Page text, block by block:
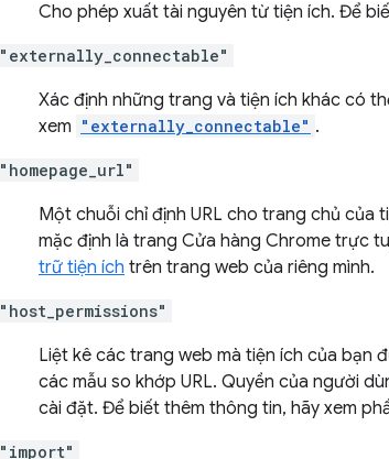
Cho phép xuất tài nguyên từ tiện ích. Để
"externally_connectable"
Xác định những trang và tiện ích khác có
xem "externally_connectable" .
"homepage_url"
Một chuỗi chỉ định URL cho trang chủ của
mặc định là trang Cửa hàng Chrome trực
trữ tiện ích trên trang web của riêng mình.
"host_permissions"
Liệt kê các trang web mà tiện ích của
các mẫu so khớp URL. Quyền của người
cài đặt. Để biết thêm thông tin, hãy xem
"import"